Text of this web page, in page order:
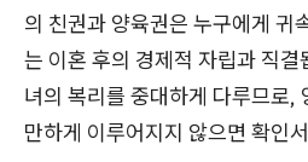
의 친권과 양육권은 누구에게 귀
는 이혼 후의 경제적 자립과 직
녀의 복리를 중대하게 다루므로,
만하게 이루어지지 않으면 확인